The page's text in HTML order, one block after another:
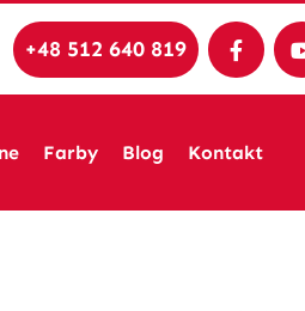
+48 512 640 819
Farby Blog Kontakt